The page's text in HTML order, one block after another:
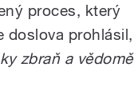
proces, který
doslova prohlásil,
zbraň a vědomě